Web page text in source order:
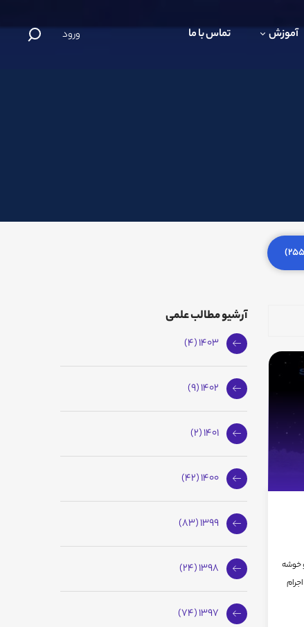
آموزش تماس با ما ورود
و خوشه
آرشیو مطالب علمی
1403 (4)
1402 (9)
1401 (2)
1400 (42)
1399 (83)
1398 (24)
1397 (74)